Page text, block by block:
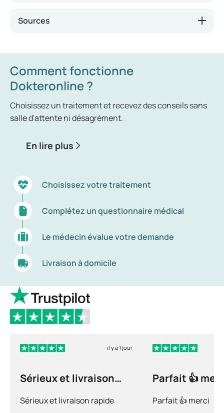
forte tension sur les vaisseaux sanguins. Cela
Sources
Comment fonctionne
Dokteronline ?
Choisissez un traitement et recevez des conseils sans
salle d'attente ni désagrément.
En lire plus
Choisissez votre traitement
Complétez un questionnaire médical
Le médecin évalue votre demande
Livraison à domicile
il y a 1 jour
Sérieux et livraison
Sérieux et livraison rapide
Parfait 👍
Parfait 👍 merci